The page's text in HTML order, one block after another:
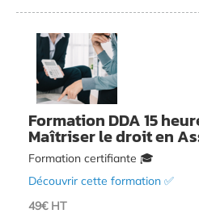
Formation DDA 15
Maîtriser le droit en
Formation certifiante 🎓
Découvrir cette formation ✅
49€ HT